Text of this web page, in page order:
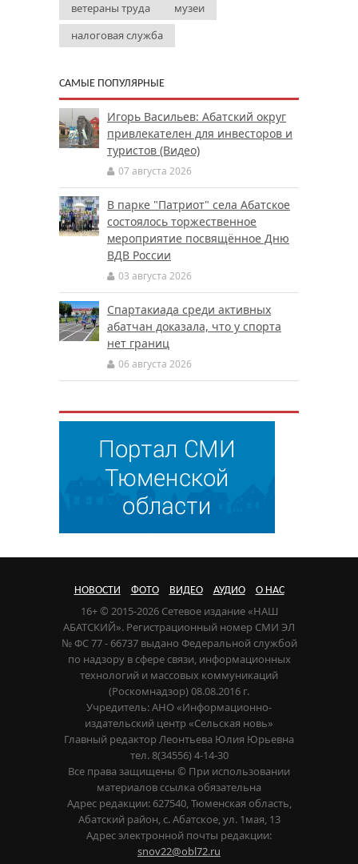
ветераны труда
музеи
налоговая служба
САМЫЕ ПОПУЛЯРНЫЕ
Игорь Васильев: Абатский округ
привлекателен для инвесторов и
туристов (Видео)
07 августа 2026
В парке "Патриот" села Абатское
состоялось торжественное
мероприятие посвящённое Дню
ВДВ России
03 августа 2026
Спартакиада среди активных
абатчан доказала, что у спорта
нет границ
06 августа 2026
НОВОСТИ ФОТО ВИДЕО АУДИО О НАС
16+ © 2015-2026 Сетевое издание «НАШ
АБАТСКИЙ». Регистрационный номер СМИ ЭЛ
№ ФС 77 - 66737 выдано Федеральной службой
по надзору в сфере связи, информационных
технологий и массовых коммуникаций
(Роскомнадзор) 08.08.2016 г.
Учредитель: АНО «Информационно-
издательский центр «Сельская новь»
Главный редактор Леонтьева Юлия Юрьевна
тел. 8(34556) 4-14-30
Все права защищены © При использовании
материалов ссылка обязательна
Адрес редакции: 627540, Тюменская область,
Абатский район, с. Абатское, ул. 1мая, 13
Адрес электронной почты редакции:
snov22@obl72.ru